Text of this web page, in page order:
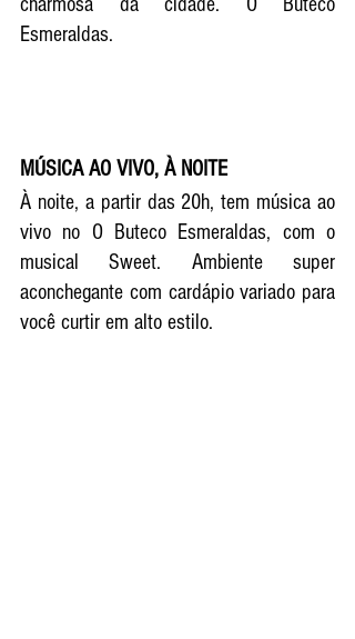
Esmeraldas.
MÚSICA AO VIVO, À NOITE
À noite, a partir das 20h, tem música ao
vivo no O Buteco Esmeraldas, com o
musical Sweet. Ambiente super
aconchegante com cardápio variado para
você curtir em alto estilo.